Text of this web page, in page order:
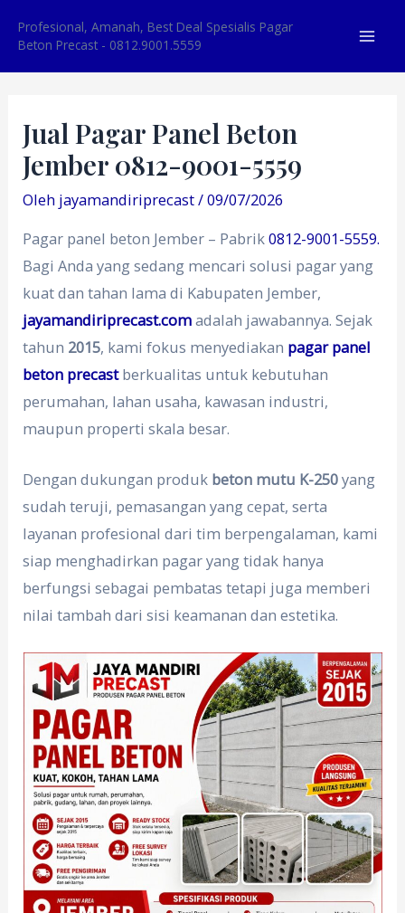
Profesional, Amanah, Best Deal Spesialis Pagar
Beton Precast - 0812.9001.5559
Jual Pagar Panel Beton
Jember 0812-9001-5559
Oleh jayamandiriprecast/09/07/2026
Pagar panel beton Jember – Pabrik0812-9001-5559.
Bagi Anda yang sedang mencari solusi pagar yang
kuat dan tahan lama di Kabupaten Jember,
jayamandiriprecast.comadalah jawabannya. Sejak
tahun 2015, kami fokus menyediakan pagar panel
beton precast berkualitas untuk kebutuhan
perumahan, lahan usaha, kawasan industri,
maupun properti skala besar.
Dengan dukungan produk beton mutu K-250yang
sudah teruji, pemasangan yang cepat, serta
layanan profesional dari tim berpengalaman, kami
siap menghadirkan pagar yang tidak hanya
berfungsi sebagai pembatas tetapi juga memberi
nilai tambah dari sisi keamanan dan estetika.